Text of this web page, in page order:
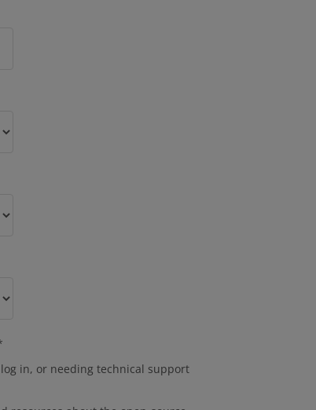
in, or needing technical support